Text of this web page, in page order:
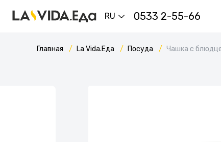
RU 0533 2-55-66
Главная La Vida.Еда Посуда Чашка с